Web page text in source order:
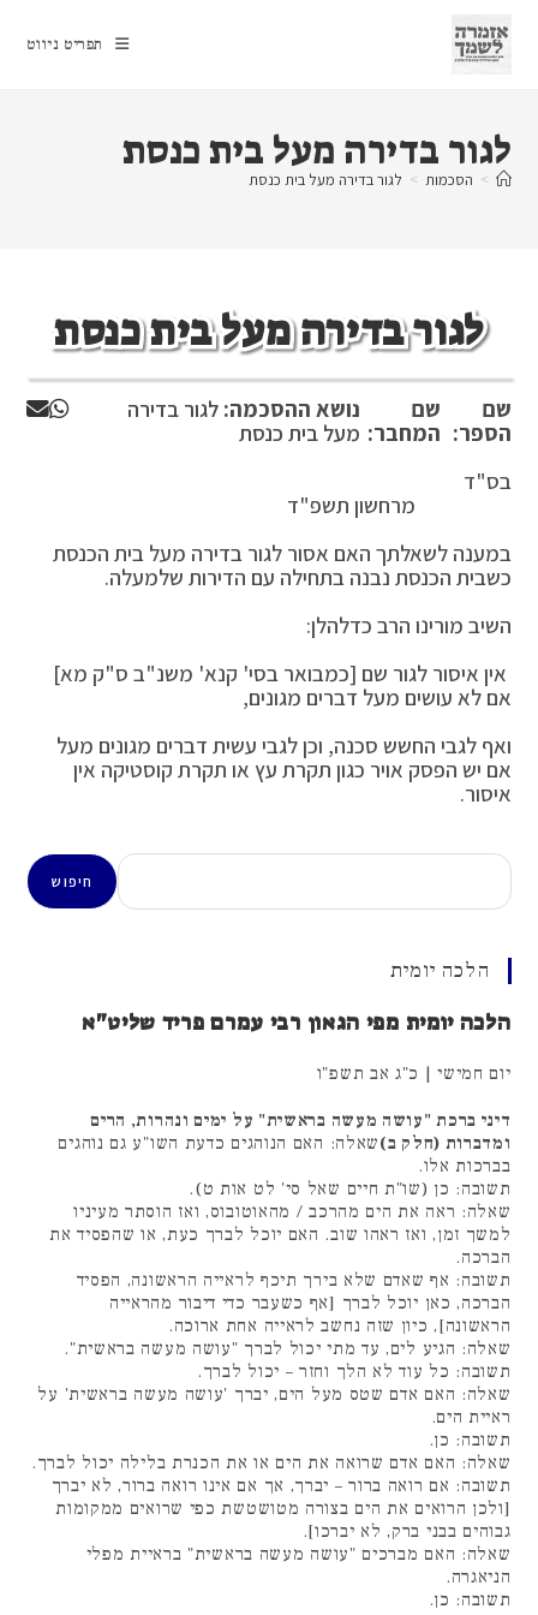
content
תפריט ניווט
לגור בדירה מעל בית כנסת
> הסכמות > לגור בדירה מעל בית כנסת
לגור בדירה מעל בית כנסת
שם
הספר:
שם
המחבר:
נושא ההסכמה: לגור בדירה
מעל בית כנסת
בס"ד
מרחשון תשפ"ד
במענה לשאלתך האם אסור לגור בדירה מעל בית הכנסת
כשבית הכנסת נבנה בתחילה עם הדירות שלמעלה.
השיב מורינו הרב כדלהלן:
אין איסור לגור שם [כמבואר בסי' קנא' משנ"ב ס"ק מא]
אם לא עושים מעל דברים מגונים,
ואף לגבי החשש סכנה, וכן לגבי עשית דברים מגונים מעל
אם יש הפסק אויר כגון תקרת עץ או תקרת קוסטיקה אין
איסור.
חיפוש
חיפוש
הלכה יומית
הלכה יומית מפי הגאון רבי עמרם פריד שליט"א
יום חמישי | כ"ג אב תשפ"ו
דיני ברכת "עושה מעשה בראשית" על ימים ונהרות, הרים
ומדברות (חלק ב)שאלה: האם הנוהגים כדעת השו"ע גם נוהגים
בברכות אלו.
תשובה: כן (שו"ת חיים שאל סי' לט אות ט).
שאלה: ראה את הים מהרכב / מהאוטובוס, ואז הוסתר מעיניו
למשך זמן, ואז ראהו שוב. האם יוכל לברך כעת, או שהפסיד את
הברכה.
תשובה: אף שאדם שלא בירך תיכף לראייה הראשונה, הפסיד
הברכה, כאן יוכל לברך [אף כשעבר כדי דיבור מהראייה
הראשונה], כיון שזה נחשב לראייה אחת ארוכה.
שאלה: הגיע לים, עד מתי יכול לברך "עושה מעשה בראשית".
תשובה: כל עוד לא הלך וחזר – יכול לברך.
שאלה: האם אדם שטס מעל הים, יברך 'עושה מעשה בראשית' על
ראיית הים.
תשובה: כן.
שאלה: האם אדם שרואה את הים או את הכנרת בלילה יכול לברך.
תשובה: אם רואה ברור – יברך, אך אם אינו רואה ברור, לא יברך
[ולכן הרואים את הים בצורה מטושטשת כפי שרואים ממקומות
גבוהים בבני ברק, לא יברכו].
שאלה: האם מברכים "עושה מעשה בראשית" בראיית מפלי
הניאגרה.
תשובה: כן.